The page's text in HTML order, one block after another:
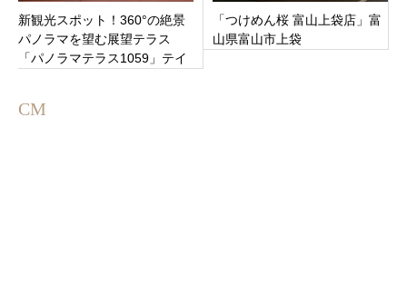
新観光スポット！360°の絶景
パノラマを望む展望テラス
「パノラマテラス1059」テイ
ン
「つけめん桜 富山上袋店」富
山県富山市上袋
CM